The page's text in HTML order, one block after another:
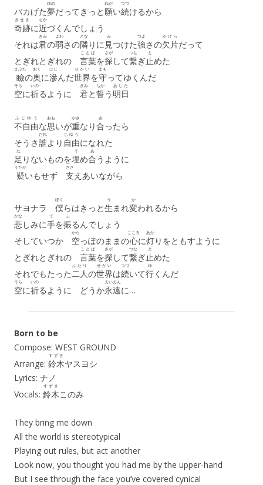
バカげた夢
ゆめ
だってきっと願
ねが
い続
つづ
けるから
奇跡
きせき
に近
ちか
づくんでしょう
それは君
きみ
の弱
よわ
さの隣
とな
りに 見
み
つけた強
つよ
さの欠片
かけら
だって
とぎれとぎれの 言葉
ことば
を探
さが
して繋
つな
ぎ止
と
めた
瞼
まぶた
の奥
おく
に滲
にじ
んだ世界
せかい
を守
まも
ってゆくんだ
空
そら
に祈
いの
るように 君
きみ
と誓
ちか
う 明日
あした
不自由
ふじゆう
な思
おも
いが重
かさ
なり合
あ
ったら
そうさ誰
だれ
より 自由
じゆう
になれた
足
た
りないものを埋
う
め合
あ
うように
疑
うたが
いもせず 支
ささ
えあいながら
サヨナラ 僕
ぼく
らはきっと生
う
まれ変
か
われるから
悲
かな
しみに手
て
を振
ふ
るんでしょう
そしていつか 空
から
っぽのままの心
こころ
に灯
あか
りをともすように
とぎれとぎれの 言葉
ことば
を探
さが
して繋
つな
ぎ止
と
めた
それでもたった二人
ふたり
の世界
せかい
は続
つづ
いて行
ゆ
くんだ
空
そら
に祈
いの
るように どうか永遠
えいえん
に…
Born to be
Compose: WEST GROUND
Arrange: 鈴木
すずき
ヤスヨシ
Lyrics: ナノ
Vocals: 鈴木
すずき
このみ
They bring me down
All the world is stereotypical
Playing out rules, but act another
Look now, you thought you had me by the upper-hand
But I see through the face you’ve covered cynical